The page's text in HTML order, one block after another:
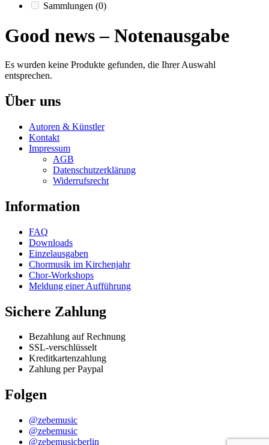
Sammlungen (0)
Good news – Notenausgabe
Es wurden keine Produkte gefunden, die Ihrer Auswahl
entsprechen.
Über uns
Autoren & Künstler
Kontakt
Impressum
AGB
Datenschutzerklärung
Widerrufsrecht
Information
FAQ
Downloads
Einzelausgaben
Chormusik im Kirchenjahr
Chor-Workshops
Meldung einer Aufführung
Sichere Zahlung
Bezahlung auf Rechnung
SSL-verschlüsselt
Kreditkartenzahlung
Zahlung per Paypal
Folgen
@zebemusic
@zebemusic
@zebemusicberlin